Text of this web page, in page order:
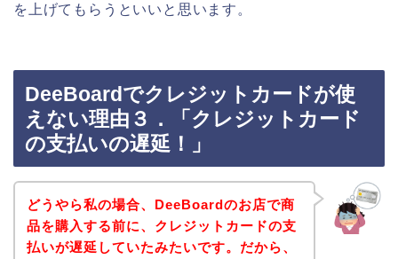
を上げてもらうといいと思います。
DeeBoardでクレジットカードが使
えない理由３．「クレジットカード
の支払いの遅延！」
どうやら私の場合、DeeBoardのお店で商
品を購入する前に、クレジットカードの支
払いが遅延していたみたいです。だから、